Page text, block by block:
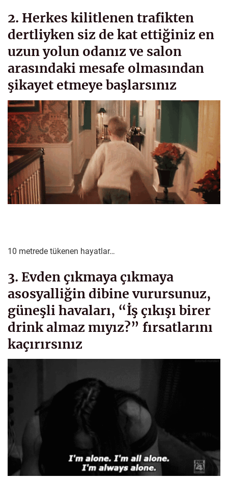
2. Herkes kilitlenen trafikten
dertliyken siz de kat ettiğiniz en
uzun yolun odanız ve salon
arasındaki mesafe olmasından
şikayet etmeye başlarsınız
10 metrede tükenen hayatlar…
3. Evden çıkmaya çıkmaya
asosyalliğin dibine vurursunuz,
güneşli havaları, “İş çıkışı birer
drink almaz mıyız?” fırsatlarını
kaçırırsınız